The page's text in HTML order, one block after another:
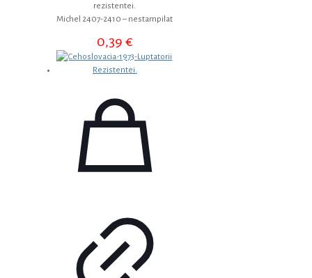
rezistentei.
Michel 2407-2410 – nestampilat
0,39 €